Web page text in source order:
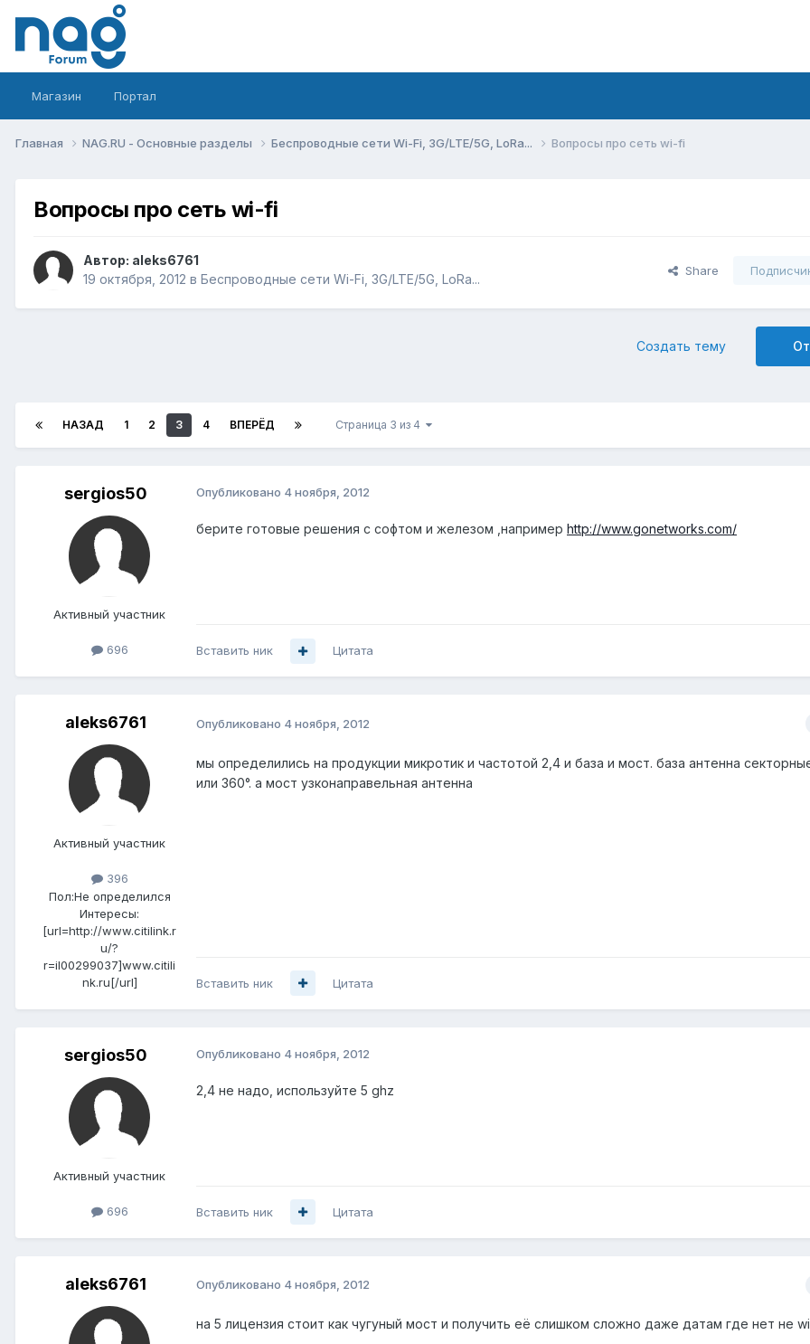
Магазин Портал
Главная NAG.RU - Основные разделы Беспроводные сети Wi-Fi, 3G/LTE/5G, LoRa... Вопросы про сеть wi-fi
Вопросы про сеть wi-fi
Автор: aleks6761
19 октября, 2012 в Беспроводные сети Wi-Fi, 3G/LTE/5G, LoRa...
Share
Создать тему
НАЗАД 1 2 3 4 ВПЕРЁД Страница 3 из 4
sergios50
Активный участник
696
Опубликовано 4 ноября, 2012
берите готовые решения с софтом и железом ,например http://www.gonetworks.com/
Вставить ник Цитата
aleks6761
Активный участник
396
Пол:Не определился
Интересы:
[url=http://www.citilink.r
u/?
r=il00299037]www.citili
nk.ru[/url]
Опубликовано 4 ноября, 2012
мы определились на продукции микротик и частотой 2,4 и база и мост. база антенна
или 360°. а мост узконаправельная антенна
Вставить ник Цитата
sergios50
Активный участник
696
Опубликовано 4 ноября, 2012
2,4 не надо, используйте 5 ghz
Вставить ник Цитата
aleks6761 Опубликовано 4 ноября, 2012
на 5 лицензия стоит как чугуный мост и получить её слишком сложно даже датам где нет не